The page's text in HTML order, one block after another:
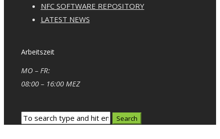
NFC SOFTWARE REPOSITORY
LATEST NEWS
Arbeitszeit
MO – FR:
08:00 – 16:00 MEZ